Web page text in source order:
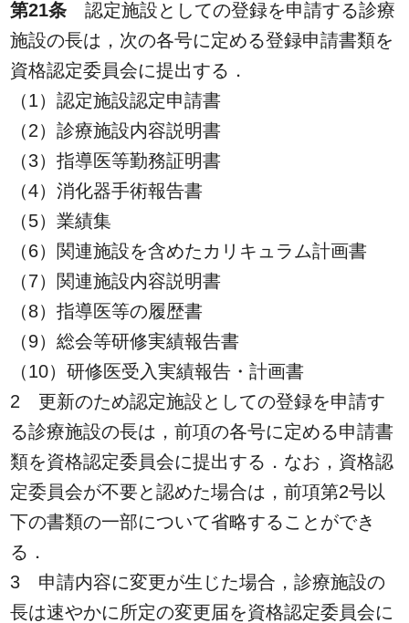
第21条 認定施設としての登録を申請する診療
施設の長は，次の各号に定める登録申請書類を
資格認定委員会に提出する．
（1）認定施設認定申請書
（2）診療施設内容説明書
（3）指導医等勤務証明書
（4）消化器手術報告書
（5）業績集
（6）関連施設を含めたカリキュラム計画書
（7）関連施設内容説明書
（8）指導医等の履歴書
（9）総会等研修実績報告書
（10）研修医受入実績報告・計画書
2 更新のため認定施設としての登録を申請す
る診療施設の長は，前項の各号に定める申請書
類を資格認定委員会に提出する．なお，資格認
定委員会が不要と認めた場合は，前項第2号以
下の書類の一部について省略することができ
る．
3 申請内容に変更が生じた場合，診療施設の
長は速やかに所定の変更届を資格認定委員会に